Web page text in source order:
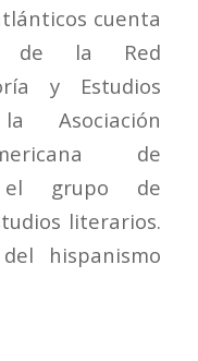
cuenta
de la Red
y Estudios
Asociación
de
el grupo de
literarios.
hispanismo